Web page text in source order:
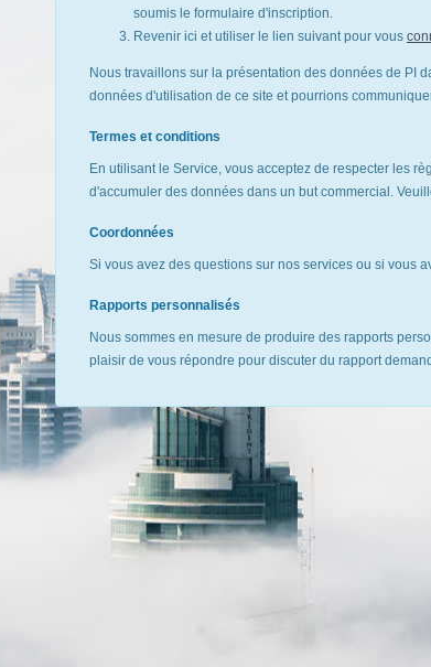
soumis le formulaire d'inscription.
Revenir ici et utiliser le lien suivant pour vous
Nous travaillons sur la présentation des données de PI
données d'utilisation de ce site et pourrions
Termes et conditions
En utilisant le Service, vous acceptez de respecter les
d'accumuler des données dans un but commercial.
Coordonnées
Si vous avez des questions sur nos services ou si vous
Rapports personnalisés
Nous sommes en mesure de produire des rapports
plaisir de vous répondre pour discuter du rapport